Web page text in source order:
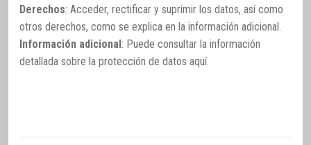
Derechos: Acceder, rectificar y suprimir los datos, así como
otros derechos, como se explica en la información adicional.
Información adicional: Puede consultar la información
detallada sobre la protección de datos aquí.